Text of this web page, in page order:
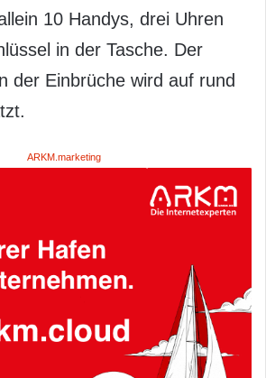
10 Handys, drei Uhren
in der Tasche. Der
der Einbrüche wird auf rund
ARKM.marketing